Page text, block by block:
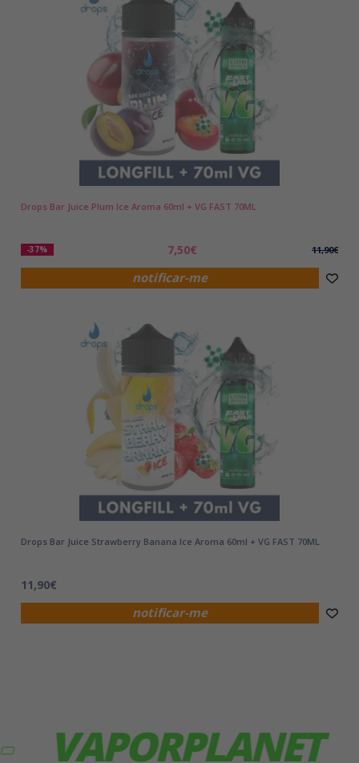
notificar-me
Drops Bar Juice Plum Ice Aroma 60ml + VG FAST 70ML
-37% 7,50€ 11,90€
notificar-me
Drops Bar Juice Strawberry Banana Ice Aroma 60ml + VG FAST 70ML
11,90€